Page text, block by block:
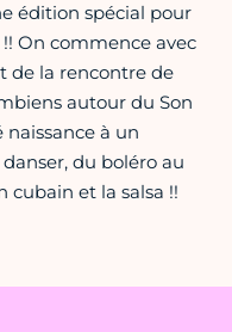
édition spécial pour
On commence avec
de la rencontre de
autour du Son
à un
du boléro au
cubain et la salsa !!